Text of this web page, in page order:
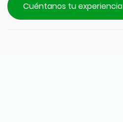
Cuéntanos tu experiencia